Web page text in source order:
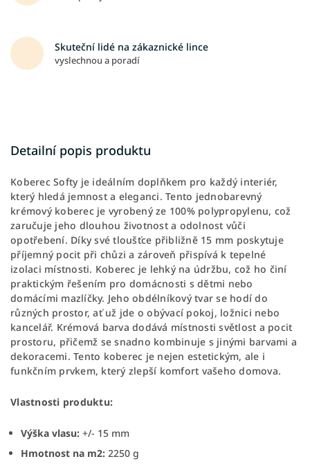
Skuteční lidé na zákaznické lince
vyslechnou a poradí
Detailní popis produktu
Koberec Softy je ideálním doplňkem pro každý interiér,
který hledá jemnost a eleganci. Tento jednobarevný
krémový koberec je vyrobený ze 100% polypropylenu, což
zaručuje jeho dlouhou životnost a odolnost vůči
opotřebení. Díky své tloušťce přibližně 15 mm poskytuje
příjemný pocit při chůzi a zároveň přispívá k tepelné
izolaci místnosti. Koberec je lehký na údržbu, což ho činí
praktickým řešením pro domácnosti s dětmi nebo
domácími mazlíčky. Jeho obdélníkový tvar se hodí do
různých prostor, ať už jde o obývací pokoj, ložnici nebo
kancelář. Krémová barva dodává místnosti světlost a pocit
prostoru, přičemž se snadno kombinuje s jinými barvami a
dekoracemi. Tento koberec je nejen estetickým, ale i
funkčním prvkem, který zlepší komfort vašeho domova.
Vlastnosti produktu:
Výška vlasu: +/- 15 mm
Hmotnost na m2: 2250 g